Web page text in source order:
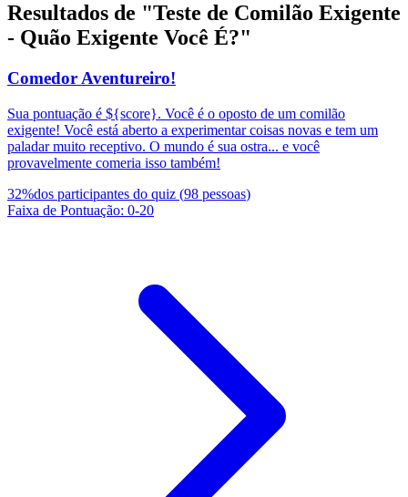
Resultados de "Teste de Comilão Exigente
- Quão Exigente Você É?"
Comedor Aventureiro!
Sua pontuação é ${score}. Você é o oposto de um comilão
exigente! Você está aberto a experimentar coisas novas e tem um
paladar muito receptivo. O mundo é sua ostra... e você
provavelmente comeria isso também!
32%dos participantes do quiz (98 pessoas)
Faixa de Pontuação: 0-20